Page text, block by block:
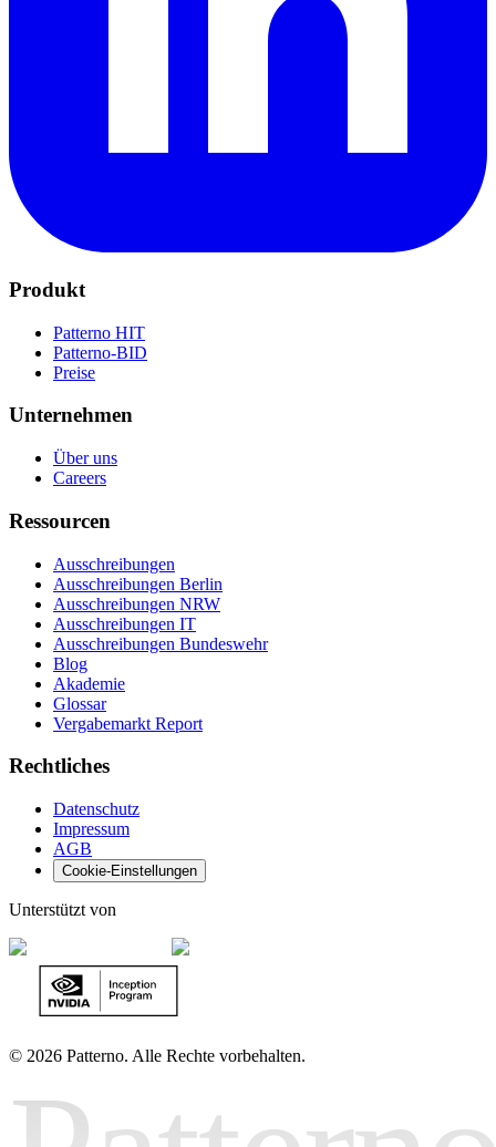
Produkt
Patterno HIT
Patterno-BID
Preise
Unternehmen
Über uns
Careers
Ressourcen
Ausschreibungen
Ausschreibungen Berlin
Ausschreibungen NRW
Ausschreibungen IT
Ausschreibungen Bundeswehr
Blog
Akademie
Glossar
Vergabemarkt Report
Rechtliches
Datenschutz
Impressum
AGB
Cookie-Einstellungen
Unterstützt von
© 2026 Patterno. Alle Rechte vorbehalten.